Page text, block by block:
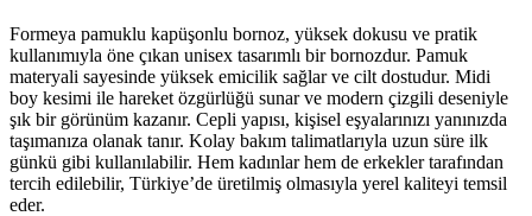
Formeya pamuklu kapüşonlu bornoz, yüksek dokusu ve pratik
kullanımıyla öne çıkan unisex tasarımlı bir bornozdur. Pamuk
materyali sayesinde yüksek emicilik sağlar ve cilt dostudur. Midi
boy kesimi ile hareket özgürlüğü sunar ve modern çizgili deseniyle
şık bir görünüm kazanır. Cepli yapısı, kişisel eşyalarınızı yanınızda
taşımanıza olanak tanır. Kolay bakım talimatlarıyla uzun süre ilk
günkü gibi kullanılabilir. Hem kadınlar hem de erkekler tarafından
tercih edilebilir, Türkiye’de üretilmiş olmasıyla yerel kaliteyi temsil
eder.